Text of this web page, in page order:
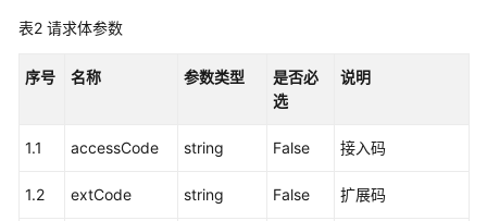
置
接
考
Fabric）
表2 请求体参数
序号 名称 参数类型
是否必
选
说明
1.1 accessCode string False 接入码
1.2 extCode string False 扩展码